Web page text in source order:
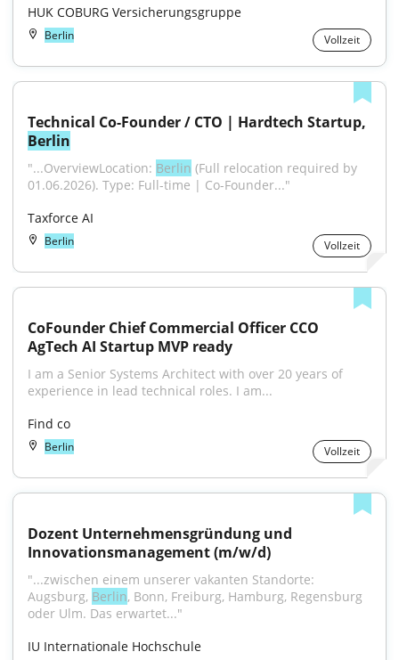
HUK COBURG Versicherungsgruppe
Berlin Vollzeit
Berlin
"...OverviewLocation: Berlin (Full relocation required by
01.06.2026). Type: Full-time | Co-Founder..."
Taxforce AI
Berlin Vollzeit
CoFounder Chief Commercial Officer CCO
AgTech AI Startup MVP ready
I am a Senior Systems Architect with over 20 years of
experience in lead technical roles. I am...
Find co
Berlin Vollzeit
Dozent Unternehmensgründung und
Innovationsmanagement (m/w/d)
"...zwischen einem unserer vakanten Standorte:
Augsburg, Berlin, Bonn, Freiburg, Hamburg, Regensburg
oder Ulm. Das erwartet..."
IU Internationale Hochschule